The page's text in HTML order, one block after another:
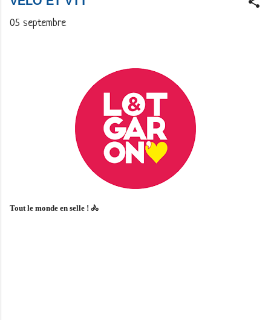
05 septembre
Tout le monde en selle ! 🚴